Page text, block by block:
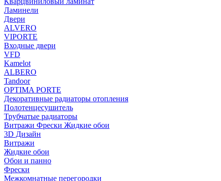
Ламинели
Двери
ALVERO
VIPORTE
Входные двери
VFD
Kamelot
ALBERO
Tandoor
OPTIMA PORTE
Декоративные радиаторы отопления
Полотенцесушитель
Трубчатые радиаторы
Витражи Фрески Жидкие обои
3D Дизайн
Витражи
Жидкие обои
Обои и панно
Фрески
Межкомнатные перегородки